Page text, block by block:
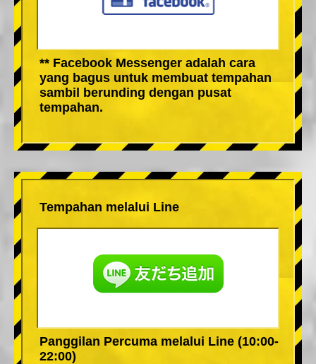
** Facebook Messenger adalah cara
yang bagus untuk membuat tempahan
sambil berunding dengan pusat
tempahan.
Tempahan melalui Line
Panggilan Percuma melalui Line (10:00-
22:00)